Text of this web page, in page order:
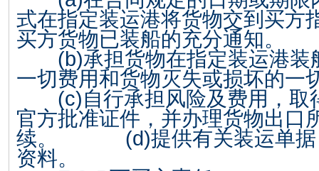
式在指定装运港将货物交到买方
买方货物已装船的充分通知。
(b)承担货物在指定装运港
一切费用和货物灭失或损坏的一
(c)自行承担风险及费用，
官方批准证件，并办理货物出口
续。 (d)提供有关装运单
资料。